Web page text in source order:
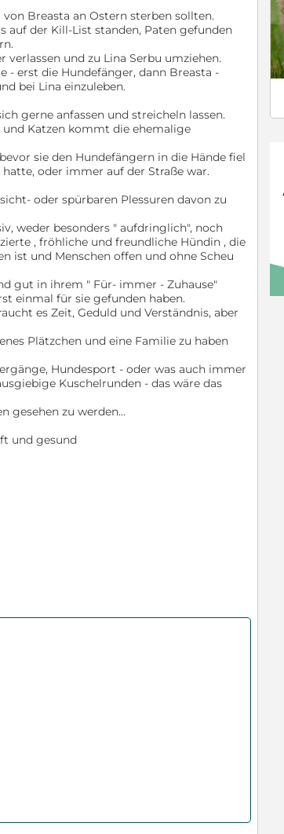
Breasta an Ostern sterben sollten.
auf der Kill-List standen, Paten gefunden
und zu Lina Serbu umziehen.
- erst die Hundefänger, dann Breasta -
bei Lina einzuleben.
gerne anfassen und streicheln lassen.
Katzen kommt die ehemalige
sie den Hundefängern in die Hände fiel
oder immer auf der Straße war.
oder spürbaren Plessuren davon zu
weder besonders " aufdringlich", noch
, fröhliche und freundliche Hündin , die
ist und Menschen offen und ohne Scheu
gut in ihrem " Für- immer - Zuhause"
einmal für sie gefunden haben.
es Zeit, Geduld und Verständnis, aber
Plätzchen und eine Familie zu haben
Hundesport - oder was auch immer
Kuschelrunden - das wäre das
gesehen zu werden...
und gesund